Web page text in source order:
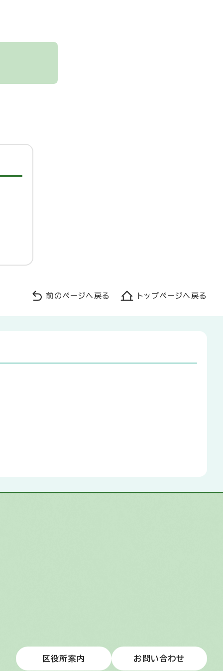
前のページへ戻る トップページへ戻る
区役所案内 お問い合わせ